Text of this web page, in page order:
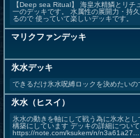
【Deep sea Ritual】 海皇水精鱗とリチ
一のデッキです。 水属性の展開力・持
るので 使っていて楽しいデッキです。
マリクファンデッキ
氷水デッキ
できるだけ氷水呪縛ロックを決めたい
氷水（ヒスイ）
氷水の動きを軸にして戦う為に氷水と
構築にしています デッキの詳細につい
https://note.com/ksukem/n/n3a61a27...